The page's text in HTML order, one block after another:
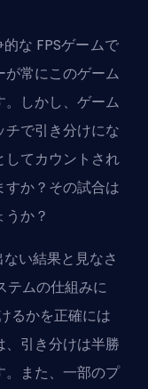
な FPSゲームで
常にこのゲーム
しかし、ゲーム
で引き分けにな
してカウントされ
か？その試合は
か？
い結果と見なさ
テムの仕組みに
るかを正確には
引き分けは半勝
。また、一部のプ